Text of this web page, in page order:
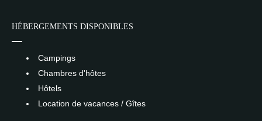
HÉBERGEMENTS DISPONIBLES
Campings
Chambres d'hôtes
Hôtels
Location de vacances / Gîtes